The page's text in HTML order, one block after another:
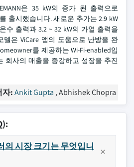
은 35 kW의 증가 된 출력으로
출시했습니다. 새로운 추가는 2.9 kW
수 출력과 3.2 ~ 32 kW의 가열 출력을
델은 ViCare 앱의 도움으로 난방을 완
를 제공하는 Wi-Fi-enabled입
회사의 매출을 증강하고 성장을 추진
자:Ankit Gupta , Abhishek Chopra
의 시장 크기는 무엇입니